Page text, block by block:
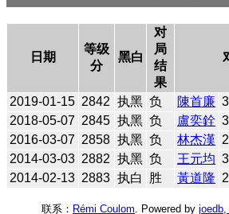
日期
等级
分
黑白
对
局
结
果
2019-01-15 2842 执黑 负 陳首廉
2018-05-07 2845 执黑 负 盧奕銓
2016-03-07 2858 执黑 负 林杰漢
2014-03-03 2882 执黑 负 王元均
2014-02-13 2883 执白 胜 黃道隆
联系： Rémi Coulom . Powered by